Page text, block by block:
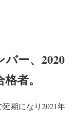
ー、2020
者。
期になり2021年